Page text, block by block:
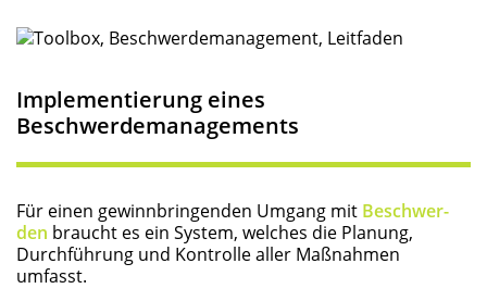
Imple­men­tie­rung eines
Beschwerdemanagements
Für einen gewinn­brin­gen­den Umgang mit Beschwer­
den braucht es ein Sys­tem, wel­ches die Pla­nung,
Durch­füh­rung und Kon­trol­le aller Maß­nah­men
umfasst.